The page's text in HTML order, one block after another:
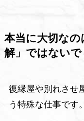
本当に大切な
解」ではない
復縁屋や別れさせ
う特殊な仕事です。